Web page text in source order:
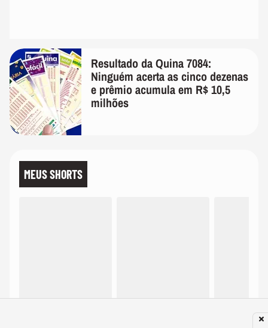
Resultado da Quina 7084:
Ninguém acerta as cinco dezenas
e prêmio acumula em R$ 10,5
milhões
MEUS SHORTS